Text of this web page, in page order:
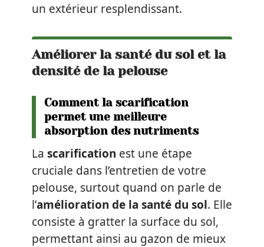
un extérieur resplendissant.
Améliorer la santé du sol et la
densité de la pelouse
Comment la scarification
permet une meilleure
absorption des nutriments
La scarification est une étape
cruciale dans l’entretien de votre
pelouse, surtout quand on parle de
l’amélioration de la santé du sol. Elle
consiste à gratter la surface du sol,
permettant ainsi au gazon de mieux